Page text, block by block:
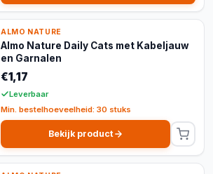
ALMO NATURE
Almo Nature Daily Cats met Kabeljauw
en Garnalen
€1,17
Leverbaar
Min. bestelhoeveelheid: 30 stuks
Bekijk product